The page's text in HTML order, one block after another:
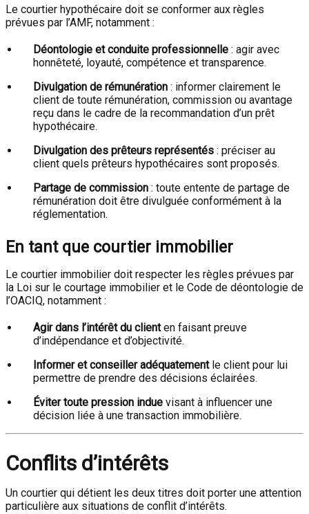
Le courtier hypothécaire doit se conformer aux règles
prévues par l’AMF, notamment :
Déontologie et conduite professionnelle : agir avec
honnêteté, loyauté, compétence et transparence.
Divulgation de rémunération : informer clairement le
client de toute rémunération, commission ou avantage
reçu dans le cadre de la recommandation d’un prêt
hypothécaire.
Divulgation des prêteurs représentés : préciser au
client quels prêteurs hypothécaires sont proposés.
Partage de commission : toute entente de partage de
rémunération doit être divulguée conformément à la
réglementation.
En tant que courtier immobilier
Le courtier immobilier doit respecter les règles prévues par
la Loi sur le courtage immobilier et le Code de déontologie de
l’OACIQ, notamment :
Agir dans l’intérêt du clienten faisant preuve
d’indépendance et d’objectivité.
Informer et conseiller adéquatementle client pour lui
permettre de prendre des décisions éclairées.
Éviter toute pression indue visant à influencer une
décision liée à une transaction immobilière.
Conflits d’intérêts
Un courtier qui détient les deux titres doit porter une attention
particulière aux situations de conflit d’intérêts.